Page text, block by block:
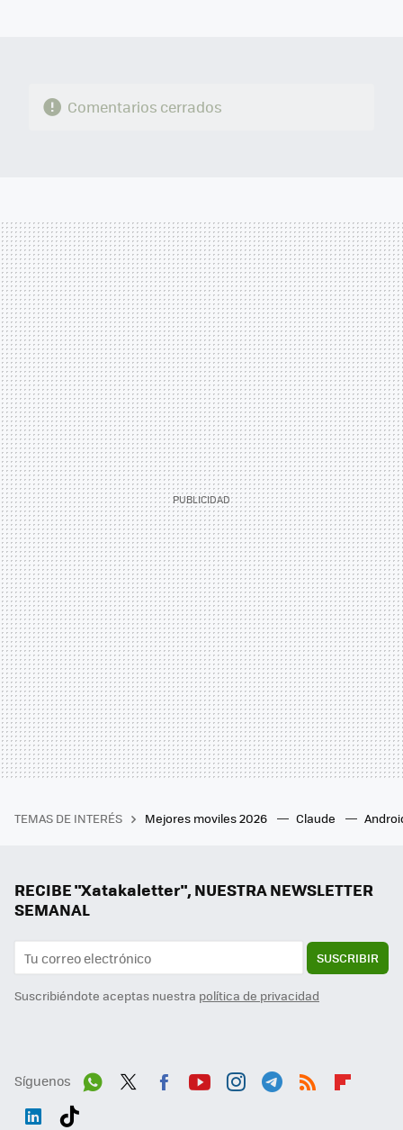
Comentarios cerrados
TEMAS DE INTERÉS Mejores moviles 2026 Claude
RECIBE "Xatakaletter", NUESTRA NEWSLETTER
SEMANAL
SUSCRIBIR
Suscribiéndote aceptas nuestra política de privacidad
Síguenos